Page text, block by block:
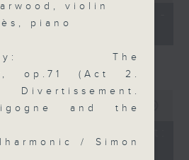
3 (HKT 09:05 -
10:15
- Today's Playlist:
violin
piano
The
op.71 (Act 2.
and the
/ Simon